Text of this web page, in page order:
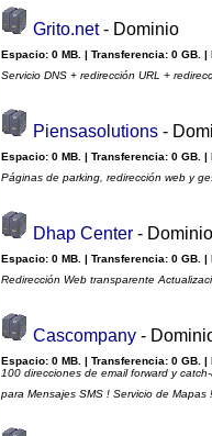
Grito.net- Dominio
Espacio: 0 MB. | Transferencia: 0 GB.
Servicio DNS + redirección URL +
Piensasolutions -
Espacio: 0 MB. | Transferencia: 0 GB.
Páginas de parking, redirección web y
Dhap Center - Dominio
Espacio: 0 MB. | Transferencia: 0 GB.
Redirección Web transparente
Cascompany -
Espacio: 0 MB. | Transferencia: 0 GB.
100 direcciones de email forward y
para Mensajes SMS ! Servicio de Mapas